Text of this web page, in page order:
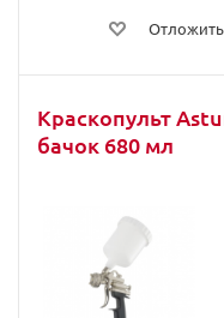
Отложить
Краскопульт
бачок 680 мл